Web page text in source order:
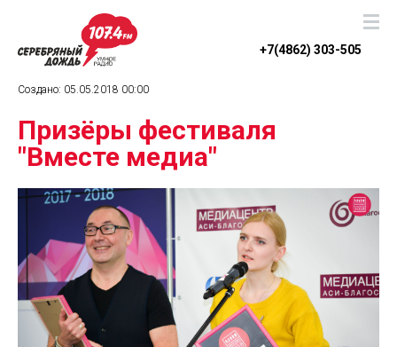
+7(4862) 303-505
Создано: 05.05.2018 00:00
Призёры фестиваля
"Вместе медиа"